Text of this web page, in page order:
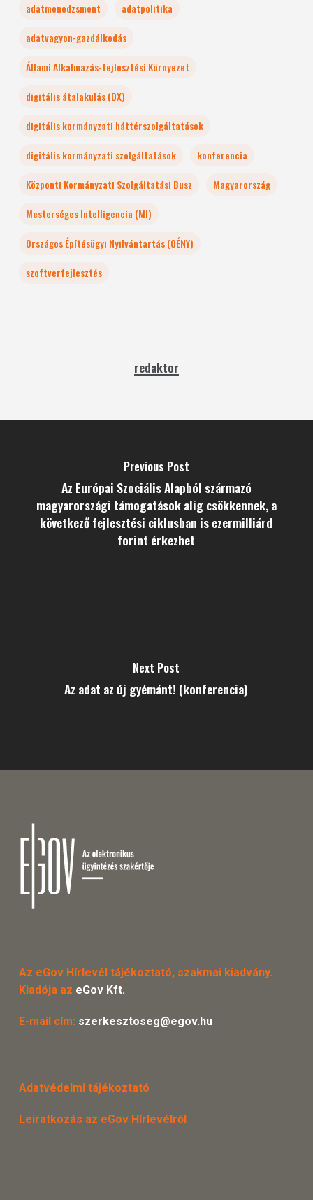
adatmenedzsment
adatpolitika
adatvagyon-gazdálkodás
Állami Alkalmazás-fejlesztési Környezet
digitális átalakulás (DX)
digitális kormányzati háttérszolgáltatások
digitális kormányzati szolgáltatások
konferencia
Központi Kormányzati Szolgáltatási Busz
Magyarország
Mesterséges Intelligencia (MI)
Országos Építésügyi Nyilvántartás (OÉNY)
szoftverfejlesztés
redaktor
Previous Post
Az Európai Szociális Alapból származó
magyarországi támogatások alig csökkennek, a
következő fejlesztési ciklusban is ezermilliárd
forint érkezhet
Next Post
Az adat az új gyémánt! (konferencia)
Az eGov Hírlevél tájékoztató, szakmai kiadvány.
Kiadója az eGov Kft.
E-mail cím: szerkesztoseg@egov.hu
Adatvédelmi tájékoztató
Leiratkozás az eGov Hírlevélről